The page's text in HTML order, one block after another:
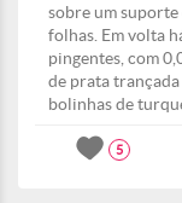
sobre um suporte
folhas. Em volta
pingentes, com
de prata
bolinhas de
5